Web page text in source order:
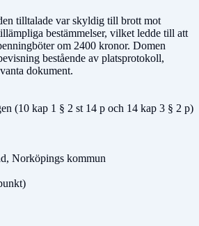
tilltalade var skyldig till brott mot
bestämmelser, vilket ledde till att
om 2400 kronor. Domen
bestående av platsprotokoll,
dokument.
(10 kap 1 § 2 st 14 p och 14 kap 3 § 2 p)
Norköpings kommun